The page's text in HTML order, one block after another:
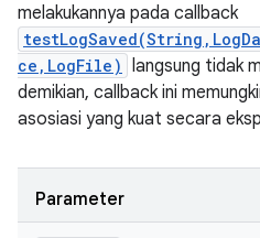
melakukannya pada callback
ce,LogFile) langsung tidak
demikian, callback ini
asosiasi yang kuat secara
Parameter